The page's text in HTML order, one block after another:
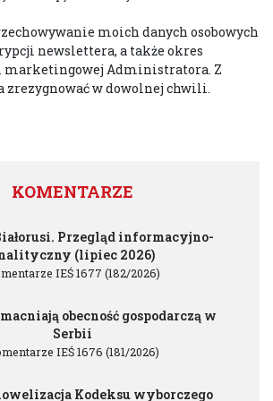
moich danych osobowych
newslettera, a także okres
Administratora. Z
zrezygnować w dowolnej chwili.
KOMENTARZE
Przegląd informacyjno-
(lipiec 2026)
IEŚ 1677 (182/2026)
obecność gospodarczą w
Serbii
IEŚ 1676 (181/2026)
Kodeksu wyborczego